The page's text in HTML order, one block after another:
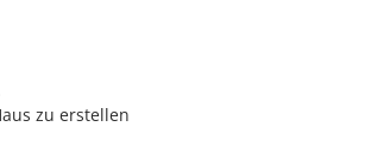
zu erstellen